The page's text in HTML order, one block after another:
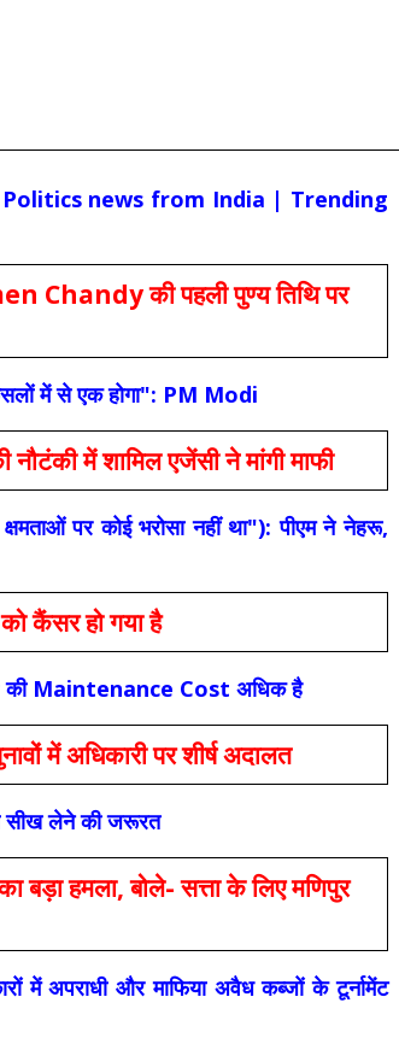
news from India | Trending
की पहली पुण्य तिथि पर
में से एक होगा": PM Modi
में शामिल एजेंसी ने मांगी माफी
पर कोई भरोसा नहीं था"): पीएम ने नेहरू,
कैंसर हो गया है
की Maintenance Cost अधिक है
में अधिकारी पर शीर्ष अदालत
सीख लेने की जरूरत
हमला, बोले- सत्ता के लिए मणिपुर
और माफिया अवैध कब्जों के टूर्नामेंट